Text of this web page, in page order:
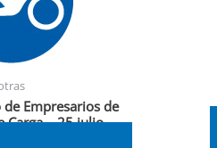
Empresarios de
Carga – 25 julio